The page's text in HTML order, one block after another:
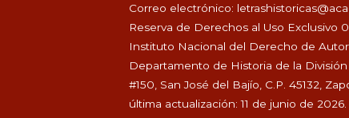
Correo electrónico:
Reserva de Derechos al Uso Exclusivo
Instituto Nacional del Derecho de
Departamento de Historia de la
#150, San José del Bajío, C.P. 45132,
última actualización: 11 de junio de